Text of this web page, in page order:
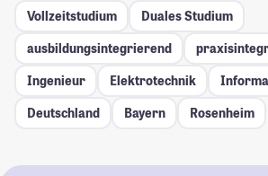
Vollzeitstudium
Duales Studium
ausbildungsintegrierend
Ingenieur
Elektrotechnik
Deutschland
Bayern Rosenheim